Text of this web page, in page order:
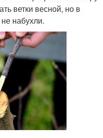
ветки весной, но в
набухли.